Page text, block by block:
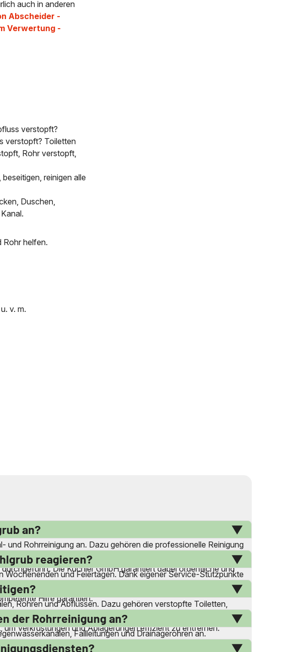
auch in anderen
Abscheider -
Verwertung -
verstopft?
verstopft? Toiletten
Rohr verstopft,
reinigen alle
Duschen,
Rohr helfen.
v. m.
an?
und Rohrreinigung an. Dazu gehören die professionelle Reinigung
Das Unternehmen ist rund um die Uhr erreichbar und bietet
Die Kuchler GmbH garantiert dabei ordentliche und
reagieren?
Wochenenden und Feiertagen. Dank eigener Service-Stützpunkte
zu beheben. Da keine Subunternehmer eingesetzt werden, erfolgt
Hilfe garantiert.
Rohren und Abflüssen. Dazu gehören verstopfte Toiletten,
bei verstopften Gullys und allgemeinen Kanalverstopfungen
Verkrustungen und Ablagerungen effizient zu entfernen.
der Rohrreinigung an?
Fallleitungen und Drainagerohren an.
Leistungsspektrum. Darüber hinaus werden Putzschächte,